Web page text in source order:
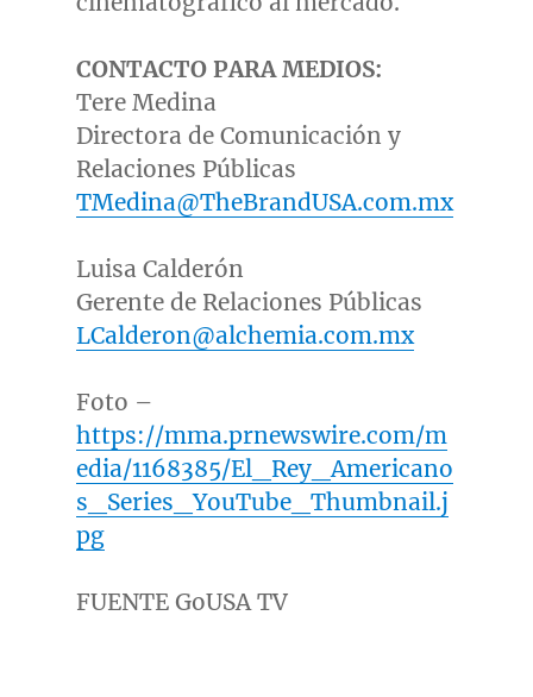
CONTACTO PARA MEDIOS:
Tere Medina
Directora de Comunicación y
Relaciones Públicas
TMedina@TheBrandUSA.com.mx
Luisa Calderón
Gerente de Relaciones Públicas
LCalderon@alchemia.com.mx
Foto –
https://mma.prnewswire.com/m
edia/1168385/El_Rey_Americano
s_Series_YouTube_Thumbnail.j
pg
FUENTE GoUSA TV